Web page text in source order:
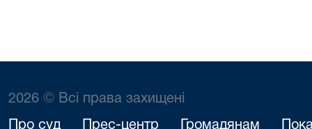
2026 © Всі права захищені
Про суд Прес-центр Громадянам